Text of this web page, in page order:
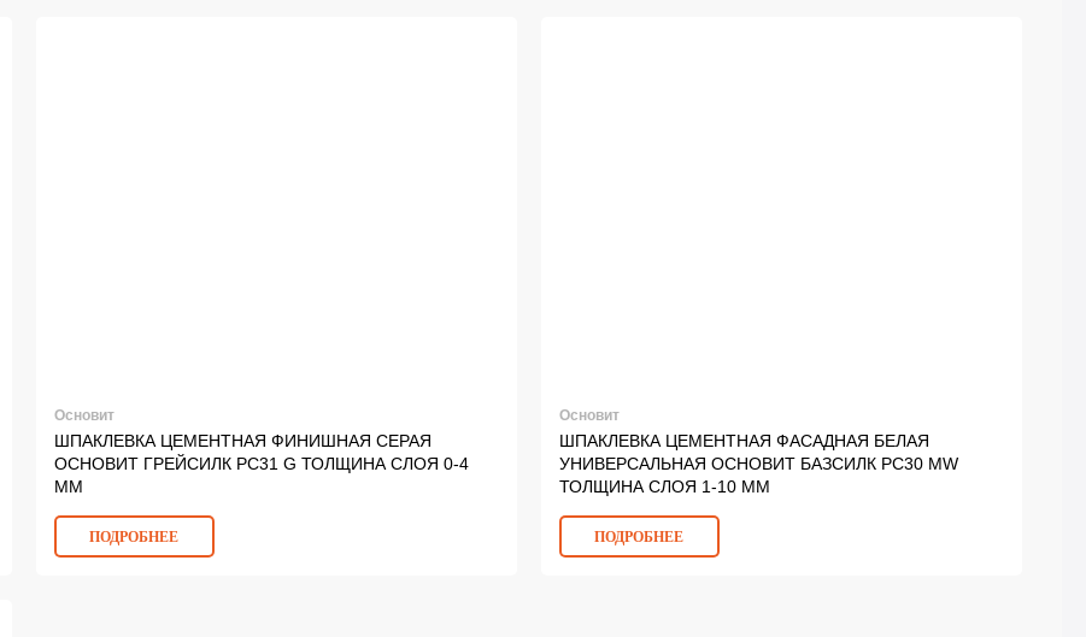
Основит
ШПАКЛЕВКА ЦЕМЕНТНАЯ ФИНИШНАЯ СЕРАЯ
ОСНОВИТ ГРЕЙСИЛК PC31 G ТОЛЩИНА СЛОЯ 0-4
ММ
ПОДРОБНЕЕ
Основит
ШПАКЛЕВКА ЦЕМЕНТНАЯ ФАСАДНАЯ БЕЛАЯ
УНИВЕРСАЛЬНАЯ ОСНОВИТ БАЗСИЛК PC30 MW
ТОЛЩИНА СЛОЯ 1-10 ММ
ПОДРОБНЕЕ